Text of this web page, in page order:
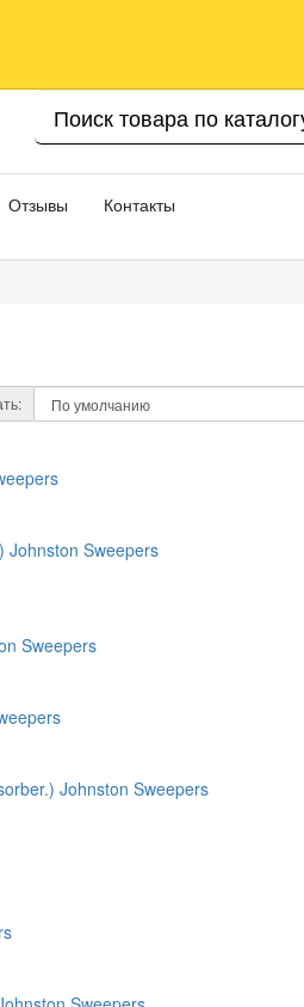
Отзывы Контакты
Johnston Sweepers
Sweepers
Johnston Sweepers